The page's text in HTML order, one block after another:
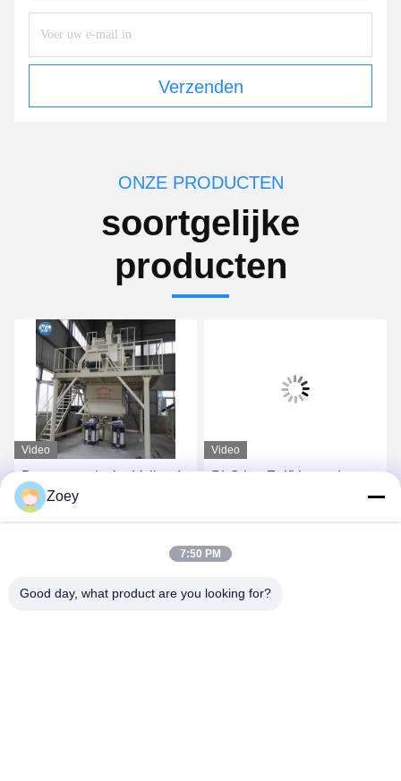
Verzenden
ONZE PRODUCTEN
soortgelijke
producten
Video
De automatische Vullende
Zelfklevende Productielijn
van de Systeemtegel
Video
PLC het Zelfklevende
Controlekeramische tegel
Gedwongen
85dB
Zoey
7:50 PM
Good day, what product are you looking for?